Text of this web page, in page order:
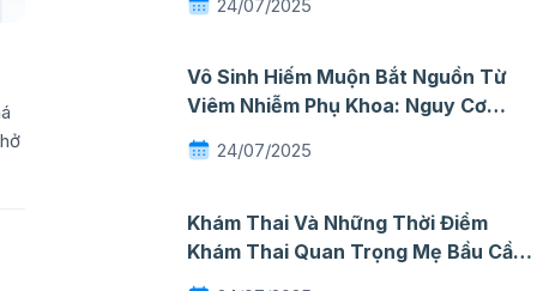
24/07/2025
Vô Sinh Hiếm Muộn Bắt Nguồn Từ
Viêm Nhiễm Phụ Khoa: Nguy Cơ
Thầm Lặng Mà Nhiều Phụ Nữ Chủ
Quan
24/07/2025
Khám Thai Và Những Thời Điểm
Khám Thai Quan Trọng Mẹ Bầu Cần
Ghi Nhớ